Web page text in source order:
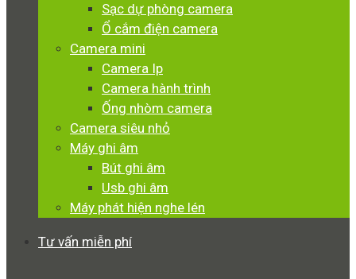
Sạc dự phòng camera
Ổ cắm điện camera
Camera mini
Camera Ip
Camera hành trình
Ống nhòm camera
Camera siêu nhỏ
Máy ghi âm
Bút ghi âm
Usb ghi âm
Máy phát hiện nghe lén
Tư vấn miễn phí